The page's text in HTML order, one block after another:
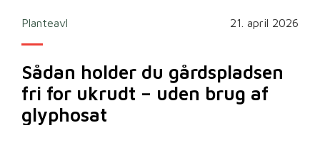
Planteavl 21. april 2026
Sådan holder du gårdspladsen
fri for ukrudt – uden brug af
glyphosat